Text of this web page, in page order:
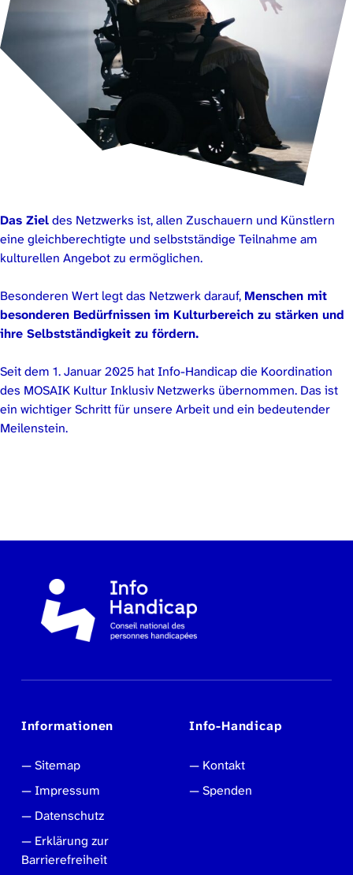
Das Zieldes Netzwerks ist, allen Zuschauern und Künstlern
eine gleichberechtigte und selbstständige Teilnahme am
kulturellen Angebot zu ermöglichen.
Besonderen Wert legt das Netzwerk darauf, Menschen mit
besonderen Bedürfnissen im Kulturbereich zu stärken und
ihre Selbstständigkeit zu fördern.
Seit dem 1. Januar 2025 hat Info-Handicap die Koordination
des MOSAIK Kultur Inklusiv Netzwerks übernommen. Das ist
ein wichtiger Schritt für unsere Arbeit und ein bedeutender
Meilenstein.
Informationen
Sitemap
Impressum
Datenschutz
Erklärung zur
Barrierefreiheit
Info-Handicap
Kontakt
Spenden